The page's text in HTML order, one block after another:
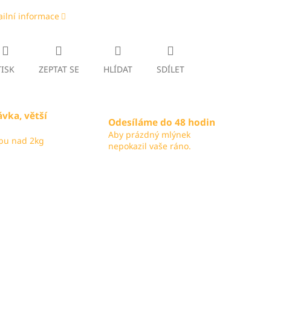
informace
ZEPTAT SE HLÍDAT SDÍLET
větší
nad 2kg
Odesíláme do 48 hodin
Aby prázdný mlýnek
nepokazil vaše ráno.